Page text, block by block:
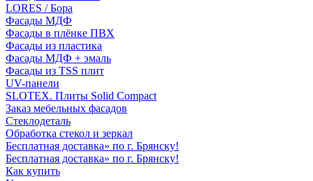
LORES / Бора
Фасады МДФ
Фасады в плёнке ПВХ
Фасады из пластика
Фасады МДФ + эмаль
Фасады из TSS плит
UV-панели
SLOTEX. Плиты Solid Compact
Заказ мебельных фасадов
Стеклодеталь
Обработка стекол и зеркал
Бесплатная доставка» по г. Брянску!
Бесплатная доставка» по г. Брянску!
Как купить